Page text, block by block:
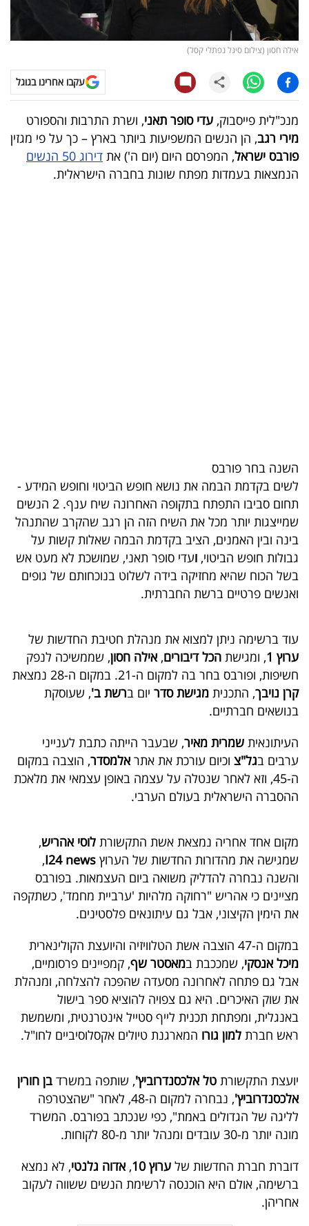
קריפטו
ויראלי
טלוויזיה
עסקי
ספורט
קריירה
5
המילון
הכלכלי
פודקאסט
40
UNDER
שיתופי
פעולה
דרושים
ניוזלטרים
מייל
אדום
פרסמו
באייס
עקבו
אחרינו:
אילה חסון (צילום סיגל נפתלי קסל)
עקבו אחרינו בגוגל
מנכ"לית פייסבוק, עדי סופר תאני, ושרת התרבות והספורט
מירי רגב, הן הנשים המשפיעות ביותר בארץ – כך על פי מגזין
פורבס ישראל, המפרסם היום (יום ה') את דירוג 50 הנשים
הנמצאות בעמדות מפתח שונות בחברה הישראלית.
השנה בחר פורבס
לשים בקדמת הבמה את נושא חופש הביטוי וחופש המידע -
תחום סביבו התפתח בתקופה האחרונה שיח ענף. 2 הנשים
שמייצגות יותר מכל את השיח הזה הן רגב שהקרב שהתנהל
בינה ובין האמנים, הציב בקדמת הבמה שאלות קשות על
גבולות חופש הביטוי, ועדי סופר תאני, שמושכת לא מעט אש
בשל הכוח שהיא מחזיקה בידה לשלוט בנוכחותם של גופים
ואנשים פרטיים ברשת החברתית.
עוד ברשימה ניתן למצוא את מנהלת חטיבת החדשות של
ערוץ 1
, ומגישת הכל דיבורים,אילה חסון, שממשיכה לנפק
חשיפות, ופורבס בחר בה למקום ה-21. במקום ה-28 נמצאת
קרן נויבך, התכנית מגישת סדר יום ברשת ב', שעוסקת
בנושאים חברתיים.
העיתונאית שמרית מאיר, שבעבר הייתה כתבת לענייני
ערבים בגל"צ וכיום עורכת את אתראלמסדר, הוצבה במקום
ה-45, וזא לאחר שנטלה על עצמה באופן עצמאי את מלאכת
ההסברה הישראלית בעולם הערבי.
מקום אחד אחריה נמצאת אשת התקשורת לוסי אהריש,
שמגישה את מהדורות החדשות של הערוץ I24 news
,
והשנה נבחרה להדליק משואה ביום העצמאות. בפורבס
מציינים כי אהריש "רחוקה מלהיות 'ערביית מחמד', כשתקפה
את הימין הקיצוני, אבל גם עיתונאים פלסטינים.
במקום ה-47 הוצבה אשת הטלוויזיה והיועצת הקולינארית
מיכל אנסקי, שמככבת במאסטר שף, קמפיינים פרסומיים,
אבל גם פתחה לאחרונה מסעדה שהפכה להצלחה, ומנהלת
את שוק האיכרים. היא גם צפויה להוציא ספר בישול
באנגלית, ומפתחת תכנית לייף סטייל אינטרנטית, ומשמשת
ראש חברת למון גורו המארגנת טיולים אקסלוסיביים לחו"ל.
יועצת התקשורת טל אלכסנדרוביץ', שותפה במשרד בן חורין
אלכסנדרוביץ'
, נבחרה למקום ה-48, לאחר "שהצטרפה
לליגה של הגדולים באמת", כפי שנכתב בפורבס. המשרד
מונה יותר מ-30 עובדים ומנהל יותר מ-80 לקוחות.
דוברת חברת החדשות של ערוץ 10 ,אדוה גלנטי, לא נמצא
ברשימה, אולם היא הוכנסה לרשימת הנשים ששווה לעקוב
אחריהן.